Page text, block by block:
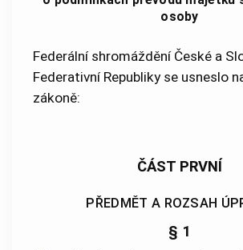
osoby
Federální shromáždění České a
Federativní Republiky se usneslo
zákoně:
ČÁST PRVNÍ
PŘEDMĚT A ROZSAH
§ 1